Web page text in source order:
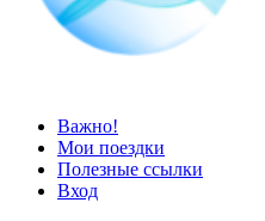
Просто блог
Мир удивительней, чем кажется
Важно!
Мои поездки
Полезные ссылки
Вход